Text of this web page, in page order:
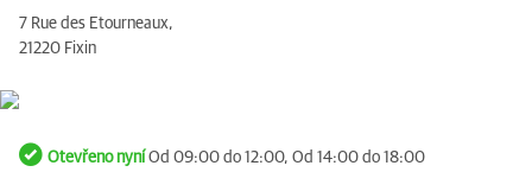
7 Rue des Etourneaux,
21220 Fixin
Otevřeno nyní Od 09:00 do 12:00, Od 14:00 do 18:00